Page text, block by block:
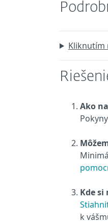
Kliknutím
Ako
Kde si
k